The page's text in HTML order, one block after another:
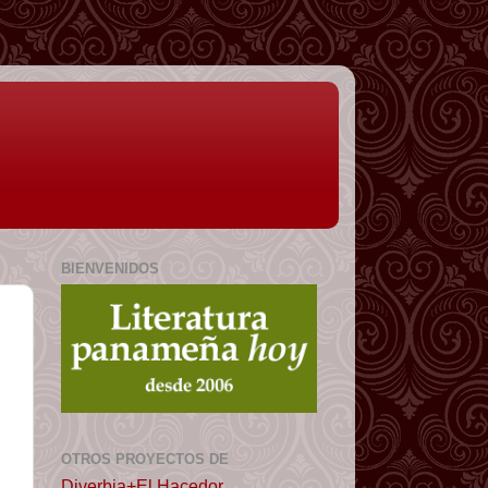
BIENVENIDOS
OTROS PROYECTOS DE